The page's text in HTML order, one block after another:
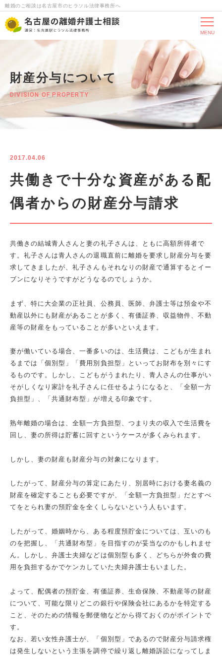
離婚のご相談は名古屋市のヒラソル法律事務所へ
MENU
財産分与について
DIVISION OF PROPERTY
2017.04.06
共働きで十分な資産がある配
偶者からの財産分与請求
共働きの結城青人さんと妻の礼子さんは、ともに高額所得者で
す。礼子さんは青人さんの退職直前に離婚を要求し財産分与を要
求してきましたが、礼子さんもそれなりの財産で通算するとイー
ブンになりそうですがどうなるのでしょうか。
まず、特に大企業の正社員、公務員、医師、弁護士等は預金や不
動産以外にも財産があることが多く、有価証券、収益物件、不動
産等の財産をもっていることが多いといえます。
妻が働いている場合、一番多いのは、生活費は、こどもが生まれ
るまでは「個別型」「費用別負担型」といってお財布を別々にす
るものです。しかし、こどもがうまれたり、青人さんの仕事がい
そがしくなり家計を礼子さんに任せるようになると、「全額一方
負担型」、「共通財布型」が増える印象です。
熟年離婚の場合は、全額一方負担型、つまり夫の収入で生活費を
回し、妻の所得は貯蓄に回すというケースが多くみられます。
しかし、妻の財産も財産分与の対象になります。
したがって、財産分与の算定にあたり、別居時における妻名義の
財産を確定することも必要ですが、「全額一方負担型」だとすべ
てをとられ妻の預貯金を全くしらないという人もいます。
したがって、婚姻時から、ある程度預貯金については、互いのも
のを把握し、「共通財布型」を目指すのが妥当なのかもしれませ
ん。しかし、弁護士夫婦などは個別型も多く、どちらが外食の費
用を負担するかでケンカしていた夫婦弁護士もいました。
よって、配偶者の預貯金、有価証券、生命保険、不動産等の財産
について、可能な限りどこの銀行や保険会社にあるかを特定する
こと、そのための情報を郵便物などから得ておくのがポイントで
す。
なお、若い女性弁護士が、「個別型」であるので財産分与請求権
は発生しないという主張を調停で繰り返し離婚訴訟になってしま